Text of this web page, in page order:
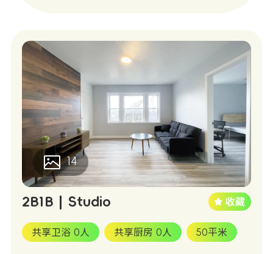
14
2B1B | Studio
共享卫浴 0人 共享厨房 0人 50平米